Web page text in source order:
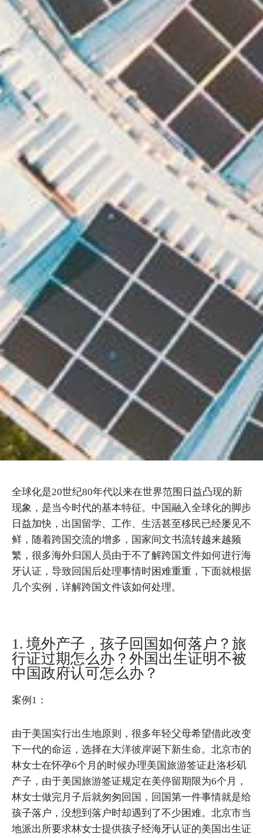
全球化是20世纪80年代以来在世界范围日益凸现的新
现象，是当今时代的基本特征。中国融入全球化的脚步
日益加快，出国留学、工作、生活甚至移民已经屡见不
鲜，随着跨国交流的增多，国家间文书流转越来越频
繁，很多海外归国人员由于不了解跨国文件如何进行海
牙认证，导致回国后处理事情时困难重重，下面就根据
几个实例，详解跨国文件该如何处理。
1. 境外产子，孩子回国如何落户？旅
行证过期怎么办？外国出生证明不被
中国政府认可怎么办？
案例1：
由于美国实行出生地原则，很多年轻父母希望借此改变
下一代的命运，选择在大洋彼岸诞下新生命。北京市的
林女士在怀孕6个月的时候办理美国旅游签证赴洛杉矶
产子，由于美国旅游签证规定在美停留期限为6个月，
林女士做完月子后就匆匆回国，回国第一件事情就是给
孩子落户，没想到落户时却遇到了不少困难。北京市当
地派出所要求林女士提供孩子经海牙认证的美国出生证